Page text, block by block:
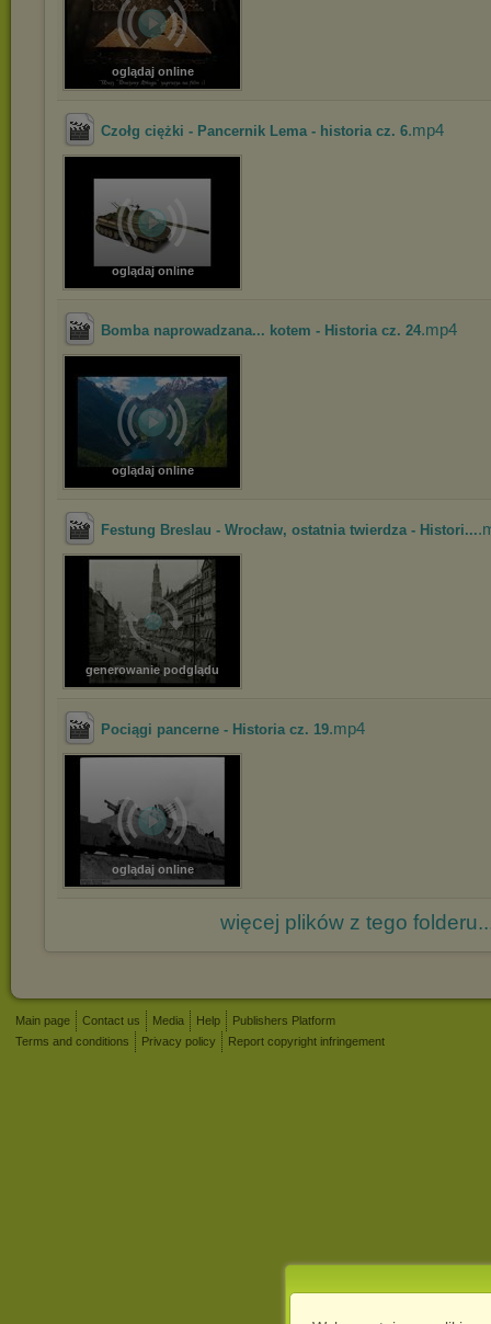
oglądaj online
Czołg ciężki - Pancernik Lema - historia cz. 6.mp4
oglądaj online
Bomba naprowadzana... kotem - Historia cz. 24.mp4
oglądaj online
Festung Breslau - Wrocław, ostatnia twierdza - Histori...
generowanie podglądu
Pociągi pancerne - Historia cz. 19.mp4
oglądaj online
więcej plików z tego
Main page Contact us Media Help
Publishers Platform
Terms and conditions
Privacy policy Report copyright infringement